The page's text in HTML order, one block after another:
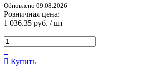
Обновлено 09.08.2026
Розничная цена:
1 036.35 руб. / шт
-
+
Купить